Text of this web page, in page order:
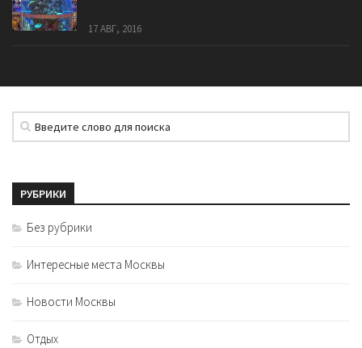
17 АВГ, 2016
РУБРИКИ
Без рубрики
Интересные места Москвы
Новости Москвы
Отдых